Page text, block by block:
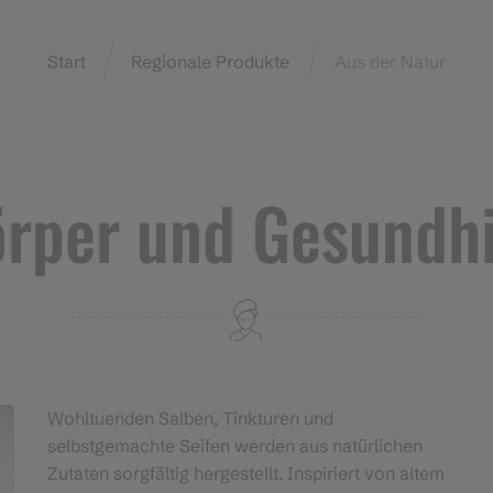
Start Regionale Produkte
und
Wohltuenden Salben, Tinkturen und
selbstgemachte Seifen werden aus natürlichen
Zutaten sorgfältig hergestellt. Inspiriert von altem